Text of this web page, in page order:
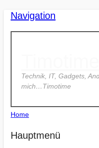
Navigation
Technik, IT, Gadgets,
mich…Timotime
Home
Hauptmenü